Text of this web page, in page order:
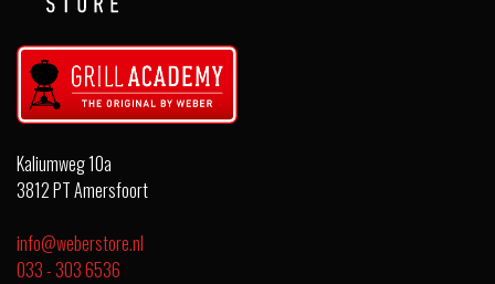
Kaliumweg 10a
3812 PT Amersfoort
info@weberstore.nl
033 - 303 6536